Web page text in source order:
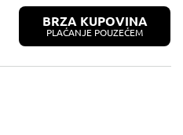
BRZA KUPOVINA
PLAĆANJE POUZEĆEM